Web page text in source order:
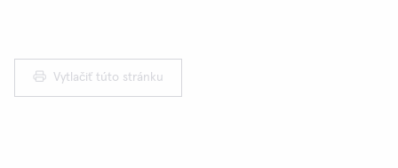
Vytlačiť túto stránku